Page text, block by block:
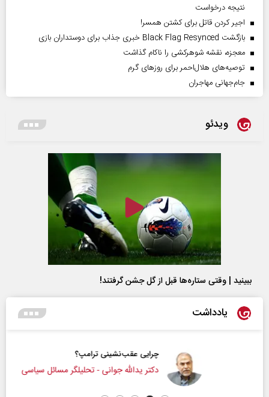
نتیجه درخواست
اجیر کردن قاتل برای کشتن همسر!
بازگشت Black Flag Resynced خبری جذاب برای دوستداران بازی
معجزه، نقشه شوهرکشی را ناکام گذاشت
توصیه‌های هلال‌احمر برای روز‌های گرم
جام‌جهانی مهاجران
ویدئو
ببینید | وقتی ستاره‌ها قبل از گل جشن گرفتند!
یادداشت
چرایی عقب‌نشینی ترامپ؟
دکتر یدالله جوانی - تحلیلگر مسائل سیاسی